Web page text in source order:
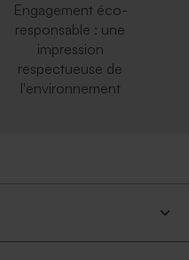
Engagement éco-
responsable : une
impression
respectueuse de
l'environnement